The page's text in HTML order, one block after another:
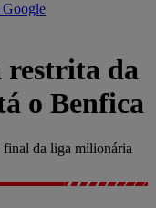
Google
restrita da
o Benfica
final da liga milionária